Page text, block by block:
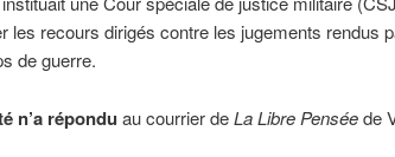
les recours dirigés contre les jugements rendus
de guerre.
n’a répondu au courrier deLa Libre Penséede